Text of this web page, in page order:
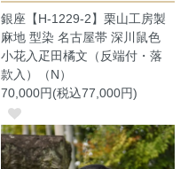
銀座【H-1229-2】栗山工房製
麻地 型染 名古屋帯 深川鼠色
小花入疋田橘文（反端付・落
款入）（N）
70,000円(税込77,000円)